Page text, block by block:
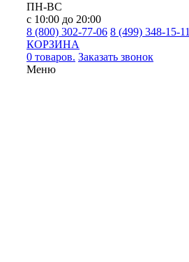
ПН-ВС
с 10:00 до 20:00
8 (800) 302-77-06 8 (499) 348-15-11
КОРЗИНА
0 товаров. Заказать звонок
Меню